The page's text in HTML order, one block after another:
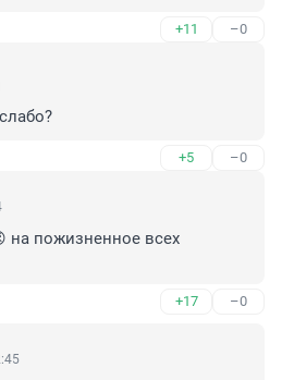
+11 –0
+5 –0
на пожизненное всех
+17 –0